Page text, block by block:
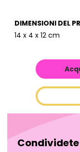
DIMENSIONI DEL
14 x 4 x 12 cm